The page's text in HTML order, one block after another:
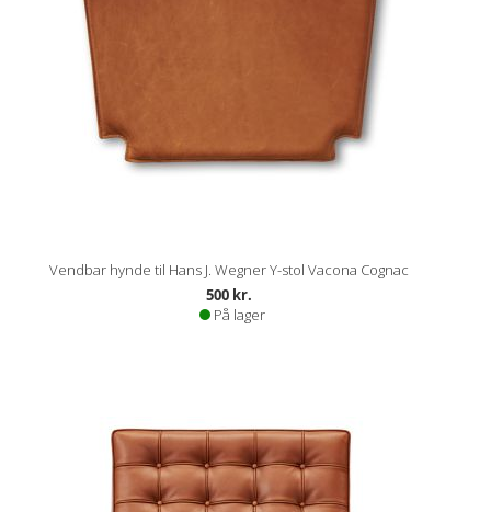
Vendbar hynde til Hans J. Wegner Y-stol Vacona Cognac
500 kr.
På lager